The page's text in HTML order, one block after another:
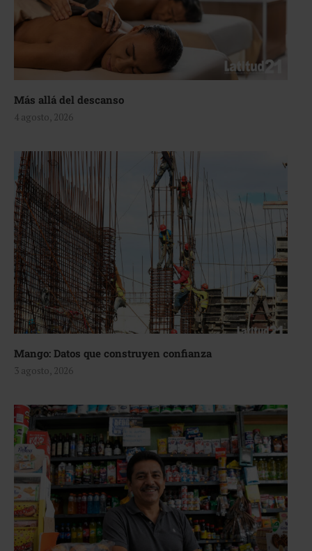
Más allá del descanso
4 agosto, 2026
Mango: Datos que construyen confianza
3 agosto, 2026